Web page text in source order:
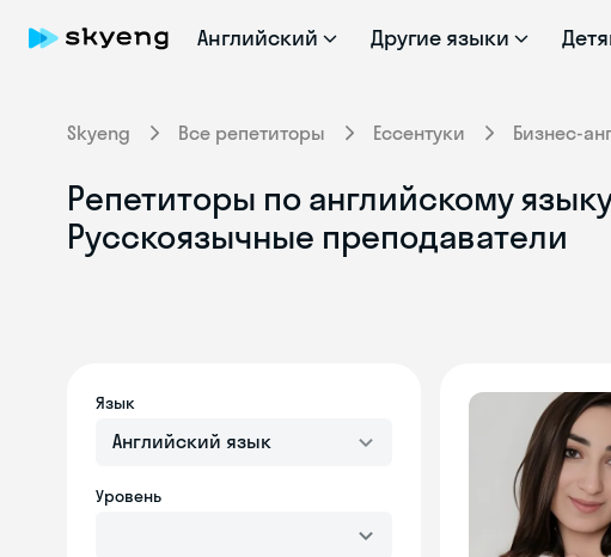
Английский Другие языки
Skyeng Все репетиторы Ессентуки Бизнес-
Репетиторы по английскому
Русскоязычные преподаватели
Язык
Английский язык
Уровень